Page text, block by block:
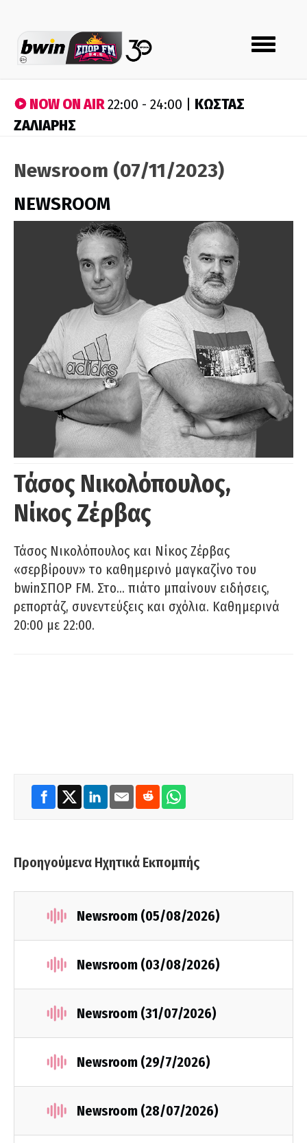
Toggle
navigation
NOW ON AIR22:00 - 24:00 | ΚΩΣΤΑΣ
ΖΑΛΙΑΡΗΣ
Newsroom (07/11/2023)
NEWSROOM
Τάσος Νικολόπουλος,
Νίκος Ζέρβας
Τάσος Νικολόπουλος και Νίκος Ζέρβας
«σερβίρουν» το καθημερινό μαγκαζίνο του
bwinΣΠΟΡ FM. Στο… πιάτο μπαίνουν ειδήσεις,
ρεπορτάζ, συνεντεύξεις και σχόλια. Καθημερινά
20:00 με 22:00.
Προηγούμενα Ηχητικά Εκπομπής
Newsroom (05/08/2026)
Newsroom (03/08/2026)
Newsroom (31/07/2026)
Newsroom (29/7/2026)
Newsroom (28/07/2026)